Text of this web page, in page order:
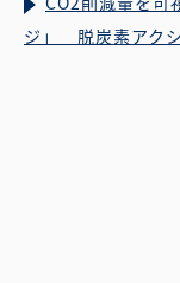
ジ」 脱炭素アク